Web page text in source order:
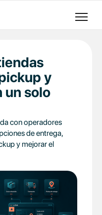
y
un solo
con operadores
de entrega,
y mejorar el